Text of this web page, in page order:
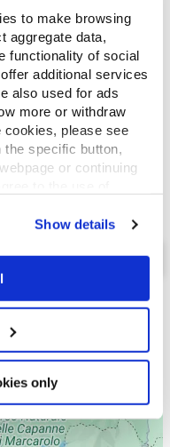
to make browsing
aggregate data,
functionality of social
additional services
also used for ads
more or withdraw
please see
the specific button,
or continuing
Show details
only
Ideale in caso di
analitici
24%, riso 1%.